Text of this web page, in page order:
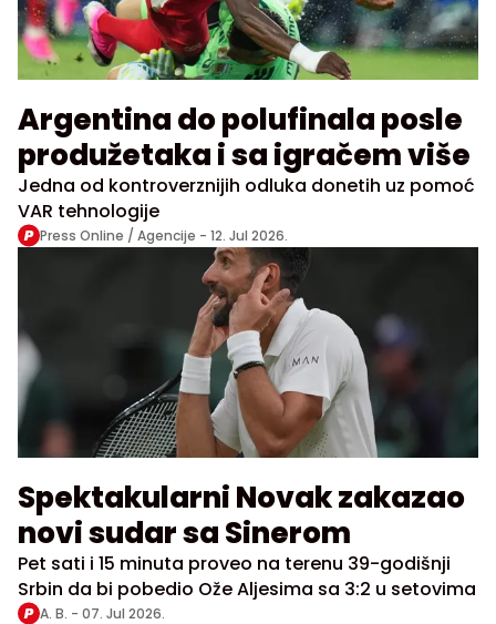
Argentina do polufinala posle
produžetaka i sa igračem više
Jedna od kontroverznijih odluka donetih uz pomoć
VAR tehnologije
Press Online / Agencije - 12. Jul 2026.
Spektakularni Novak zakazao
novi sudar sa Sinerom
Pet sati i 15 minuta proveo na terenu 39-godišnji
Srbin da bi pobedio Ože Aljesima sa 3:2 u setovima
A. B. - 07. Jul 2026.